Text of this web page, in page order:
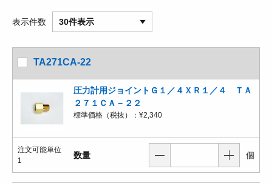
表示件数 30件表示
TA271CA-22
圧力計用ジョイントＧ１／４ＸＲ１／４ ＴＡ
２７１ＣＡ－２２
標準価格（税抜）： ¥2,340
注文可能単位
1
数量 個